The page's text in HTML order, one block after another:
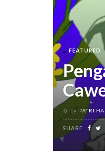
FEATURED
by PATRI
SHARE